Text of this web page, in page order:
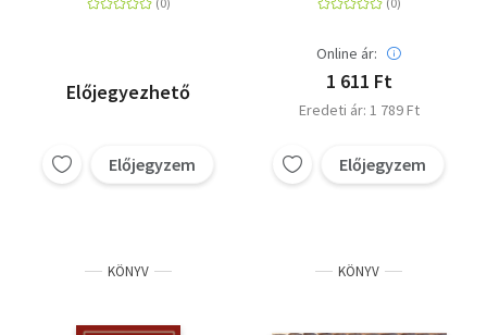
Előjegyezhető
Előjegyzem
Online ár:
1 611 Ft
Eredeti ár: 1 789 Ft
Előjegyzem
KÖNYV KÖNYV